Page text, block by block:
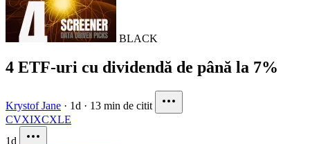
BLACK
4 ETF-uri cu dividendă de până la 7%
Krystof Jane · 1d · 13 min de citit
CVXIXCXLE
1d